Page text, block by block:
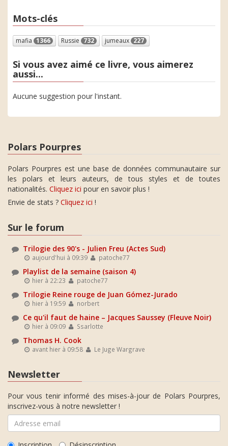
Mots-clés
mafia 1366 Russie 732 jumeaux 227
Si vous avez aimé ce livre, vous aimerez
aussi...
Aucune suggestion pour l'instant.
Polars Pourpres
Polars Pourpres est une base de données communautaire sur
les polars et leurs auteurs, de tous styles et de toutes
nationalités. Cliquez ici pour en savoir plus !
Envie de stats ? Cliquez ici !
Sur le forum
Trilogie des 90's - Julien Freu (Actes Sud)
aujourd'hui à 09:39 patoche77
Playlist de la semaine (saison 4)
hier à 22:23 patoche77
Trilogie Reine rouge de Juan Gómez-Jurado
hier à 19:59 norbert
Ce qu'il faut de haine – Jacques Saussey (Fleuve Noir)
hier à 09:09 Ssarlotte
Thomas H. Cook
avant hier à 09:58 Le Juge Wargrave
Newsletter
Pour vous tenir informé des mises-à-jour de Polars Pourpres,
inscrivez-vous à notre newsletter !